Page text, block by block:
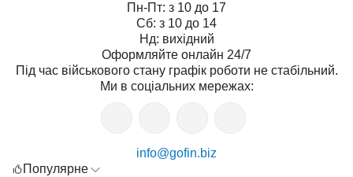
Пн-Пт: з 10 до 17
Сб: з 10 до 14
Нд: вихідний
Оформляйте онлайн 24/7
Під час військового стану графік роботи не стабільний.
Ми в соціальних мережах:
info@gofin.biz
Популярне